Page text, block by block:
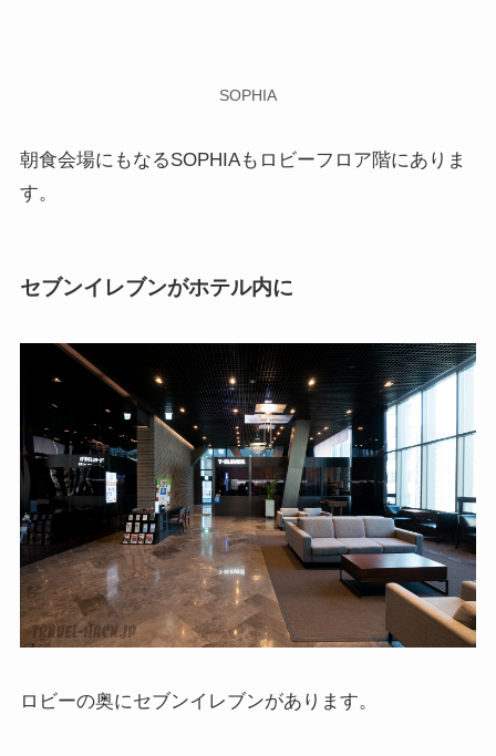
SOPHIA
朝食会場にもなるSOPHIAもロビーフロア階にありま
す。
セブンイレブンがホテル内に
ロビーの奥にセブンイレブンがあります。